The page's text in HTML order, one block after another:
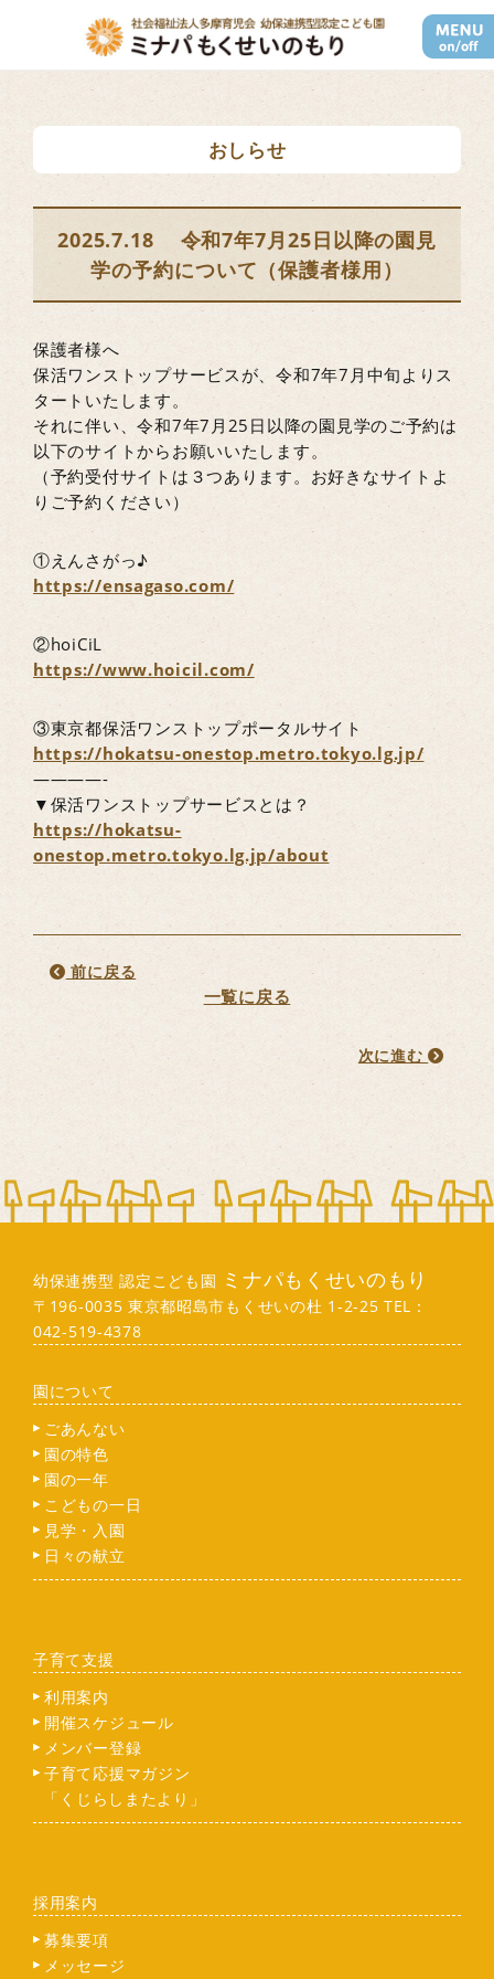
ナビゲー
おしらせ
2025.7.18 令和7年7月25日以降の園見
学の予約について（保護者様用）
保護者様へ
保活ワンストップサービスが、令和7年7月中旬よりス
タートいたします。
それに伴い、令和7年7月25日以降の園見学のご予約は
以下のサイトからお願いいたします。
（予約受付サイトは３つあります。お好きなサイトよ
りご予約ください）
①えんさがっ♪
https://ensagaso.com/
②hoiCiL
https://www.hoicil.com/
③東京都保活ワンストップポータルサイト
https://hokatsu-onestop.metro.tokyo.lg.jp/
————-
▼保活ワンストップサービスとは？
https://hokatsu-
onestop.metro.tokyo.lg.jp/about
前に戻る
一覧に戻る
次に進む
幼保連携型 認定こども園 ミナパもくせいのもり
〒196-0035 東京都昭島市もくせいの杜 1-2-25 TEL：
042-519-4378
園について
ごあんない
園の特色
園の一年
こどもの一日
見学・入園
日々の献立
子育て支援
利用案内
開催スケジュール
メンバー登録
子育て応援マガジン
「くじらしまたより」
採用案内
募集要項
メッセージ